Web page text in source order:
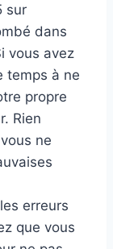
sur
dans
vous avez
temps à ne
propre
Rien
ne
erreurs
que vous